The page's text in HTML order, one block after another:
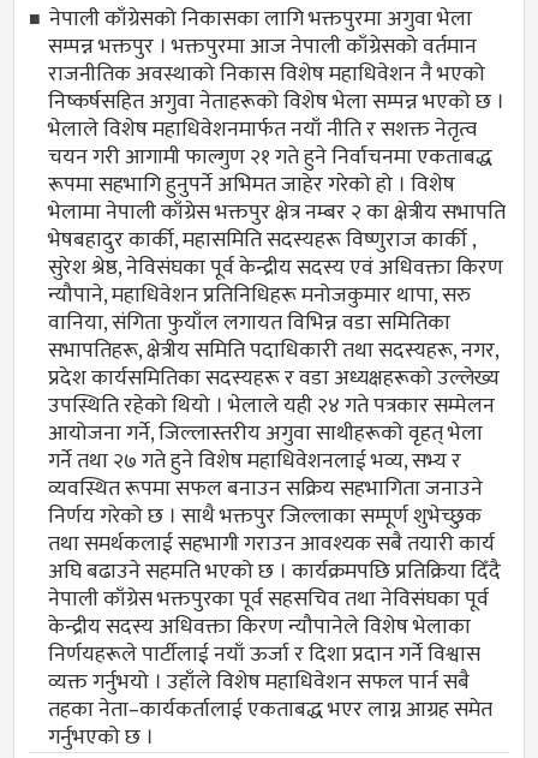
नेपाली काँग्रेसको निकासका लागि भक्तपुरमा अगुवा भेला
सम्पन्न भक्तपुर । भक्तपुरमा आज नेपाली काँग्रेसको वर्तमान
राजनीतिक अवस्थाको निकास विशेष महाधिवेशन नै भएको
निष्कर्षसहित अगुवा नेताहरूको विशेष भेला सम्पन्न भएको छ ।
भेलाले विशेष महाधिवेशनमार्फत नयाँ नीति र सशक्त नेतृत्व
चयन गरी आगामी फाल्गुण २१ गते हुने निर्वाचनमा एकताबद्ध
रूपमा सहभागि हुनुपर्ने अभिमत जाहेर गरेको हो । विशेष
भेलामा नेपाली काँग्रेस भक्तपुर क्षेत्र नम्बर २ का क्षेत्रीय सभापति
भेषबहादुर कार्की, महासमिति सदस्यहरू विष्णुराज कार्की ,
सुरेश श्रेष्ठ, नेविसंघका पूर्व केन्द्रीय सदस्य एवं अधिवक्ता किरण
न्यौपाने, महाधिवेशन प्रतिनिधिहरू मनोजकुमार थापा, सरु
वानिया, संगिता फुयाँल लगायत विभिन्न वडा समितिका
सभापतिहरू, क्षेत्रीय समिति पदाधिकारी तथा सदस्यहरू, नगर,
प्रदेश कार्यसमितिका सदस्यहरू र वडा अध्यक्षहरूको उल्लेख्य
उपस्थिति रहेको थियो । भेलाले यही २४ गते पत्रकार सम्मेलन
आयोजना गर्ने, जिल्लास्तरीय अगुवा साथीहरूको वृहत् भेला
गर्ने तथा २७ गते हुने विशेष महाधिवेशनलाई भव्य, सभ्य र
व्यवस्थित रूपमा सफल बनाउन सक्रिय सहभागिता जनाउने
निर्णय गरेको छ । साथै भक्तपुर जिल्लाका सम्पूर्ण शुभेच्छुक
तथा समर्थकलाई सहभागी गराउन आवश्यक सबै तयारी कार्य
अघि बढाउने सहमति भएको छ । कार्यक्रमपछि प्रतिक्रिया दिँदै
नेपाली काँग्रेस भक्तपुरका पूर्व सहसचिव तथा नेविसंघका पूर्व
केन्द्रीय सदस्य अधिवक्ता किरण न्यौपानेले विशेष भेलाका
निर्णयहरूले पार्टीलाई नयाँ ऊर्जा र दिशा प्रदान गर्ने विश्वास
व्यक्त गर्नुभयो । उहाँले विशेष महाधिवेशन सफल पार्न सबै
तहका नेता–कार्यकर्तालाई एकताबद्ध भएर लाग्न आग्रह समेत
गर्नुभएको छ ।